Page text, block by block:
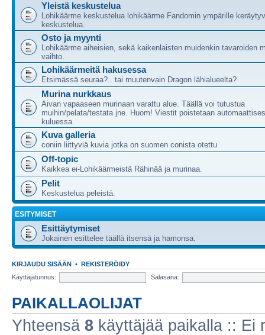
Yleistä keskustelua
Lohikäärme keskustelua lohikäärme Fandomin ympärille
keskustelua.
Osto ja myynti
Lohikäärme aiheisien, sekä kaikenlaisten muidenkin tavaroiden
vaihto.
Lohikäärmeitä hakusessa
Etsimässä seuraa?.. tai muutenvain Dragon lähialueelta?
Murina nurkkaus
Aivan vapaaseen murinaan varattu alue. Täällä voi tutustua
muihin/pelata/testata jne. Huom! Viestit poistetaan
kuluessa.
Kuva galleria
coniin liittyviä kuvia jotka on suomen conista otettu
Off-topic
Kaikkea ei-Lohikäärmeistä Rähinää ja murinaa.
Pelit
Keskustelua peleistä.
ESITYMISET
Esittäytymiset
Jokainen esittelee täällä itsensä ja hamonsa.
KIRJAUDU SISÄÄN • REKISTERÖIDY
Käyttäjätunnus:
Salasana:
PAIKALLAOLIJAT
Yhteensä 8 käyttäjää paikalla :: Ei